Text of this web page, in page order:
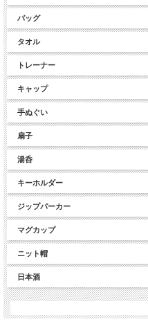
バッグ
タオル
トレーナー
キャップ
手ぬぐい
扇子
湯呑
キーホルダー
ジップパーカー
マグカップ
ニット帽
日本酒